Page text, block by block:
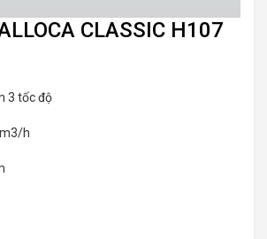
CLASSIC H107
3 tốc độ
h